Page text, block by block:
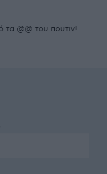
τα @@ του πουτιν!